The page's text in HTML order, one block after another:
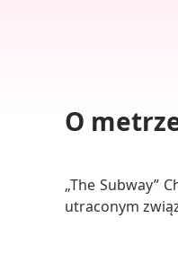
O
„The Subway”
utraconym